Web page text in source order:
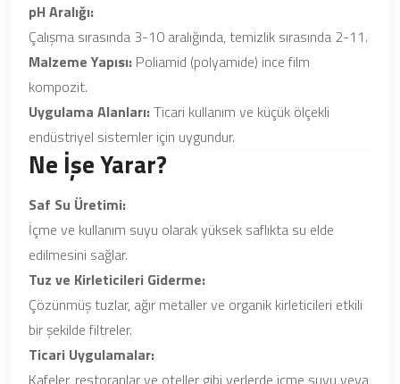
pH Aralığı:
Çalışma sırasında 3-10 aralığında, temizlik sırasında 2-11.
Malzeme Yapısı: Poliamid (polyamide) ince film
kompozit.
Uygulama Alanları:Ticari kullanım ve küçük ölçekli
endüstriyel sistemler için uygundur.
Ne İşe Yarar?
Saf Su Üretimi:
İçme ve kullanım suyu olarak yüksek saflıkta su elde
edilmesini sağlar.
Tuz ve Kirleticileri Giderme:
Çözünmüş tuzlar, ağır metaller ve organik kirleticileri etkili
bir şekilde filtreler.
Ticari Uygulamalar:
Kafeler, restoranlar ve oteller gibi yerlerde içme suyu veya